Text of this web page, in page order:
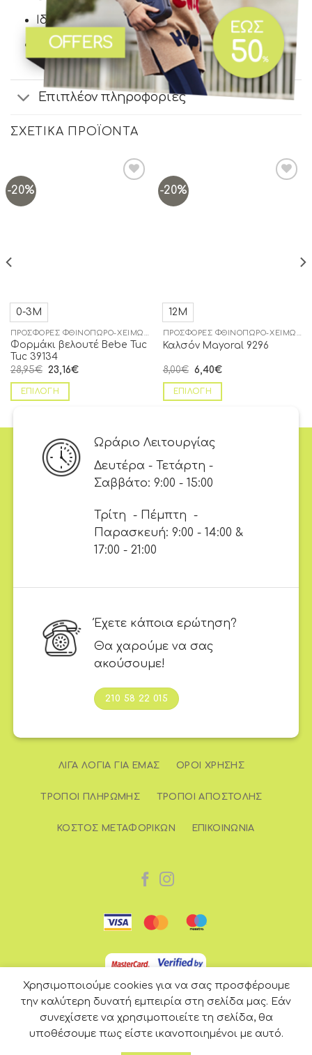
Ιδανικές, για κάθε τύπο ντυσίματος.
Σύνθεση 95% βαμβάκι-5% ελαστάν.
Επιπλέον πληροφορίες
ΣΧΕΤΙΚΆ ΠΡΟΪΌΝΤΑ
-20%
0-3Μ
Φορμάκι βελουτέ Βebe Tuc
Tuc 39134
28,95€ 23,16€
ΕΠΙΛΟΓΉ
-20%
12Μ
Καλσόν Mayoral 9296
8,00€ 6,40€
ΕΠΙΛΟΓΉ
Ωράριο Λειτουργίας
Δευτέρα - Τετάρτη -
Σαββάτο: 9:00 - 15:00
Τρίτη - Πέμπτη -
Παρασκευή: 9:00 - 14:00 &
17:00 - 21:00
Έχετε κάποια ερώτηση?
Θα χαρούμε να σας
ακούσουμε!
210 58 22 015
ΛΊΓΑ ΛΌΓΙΑ ΓΙΑ ΕΜΆΣ ΌΡΟΙ ΧΡΉΣΗΣ
ΤΡΌΠΟΙ ΠΛΗΡΩΜΉΣ ΤΡΌΠΟΙ ΑΠΟΣΤΟΛΉΣ
ΚΌΣΤΟΣ ΜΕΤΑΦΟΡΙΚΏΝ ΕΠΙΚΟΙΝΩΝΊΑ
Copyright 2026 © e-iliaxtida.gr
Χρησιμοποιούμε cookies για να σας προσφέρουμε
την καλύτερη δυνατή εμπειρία στη σελίδα μας. Εάν
συνεχίσετε να χρησιμοποιείτε τη σελίδα, θα
υποθέσουμε πως είστε ικανοποιημένοι με αυτό.